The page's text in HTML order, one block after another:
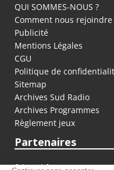
QUI SOMMES-NOUS ?
Comment nous rejoindre
Publicité
Mentions Légales
CGU
Politique de
Sitemap
Archives Sud Radio
Archives Programmes
Règlement jeux
Partenaires
fiducial.fr